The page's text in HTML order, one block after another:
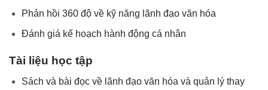
Phản hồi 360 độ về kỹ năng lãnh đạo văn hóa
Đánh giá kế hoạch hành động cá nhân
Tài liệu học tập
Sách và bài đọc về lãnh đạo văn hóa và quản lý thay